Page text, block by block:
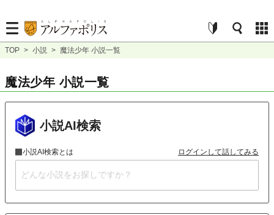
TOP > 小説 > 魔法少年 小説一覧
魔法少年 小説一覧
小説AI検索
小説AI検索とは ログインして話してみる